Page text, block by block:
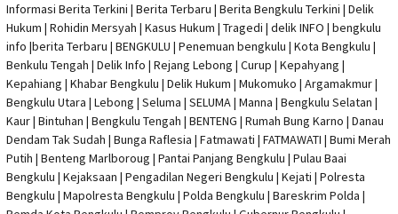
Informasi Berita Terkini | Berita Terbaru | Berita Bengkulu Terkini | Delik
Hukum | Rohidin Mersyah | Kasus Hukum | Tragedi | delik INFO | bengkulu
info |berita Terbaru | BENGKULU | Penemuan bengkulu | Kota Bengkulu |
Benkulu Tengah | Delik Info | Rejang Lebong | Curup | Kepahyang |
Kepahiang | Khabar Bengkulu | Delik Hukum | Mukomuko | Argamakmur |
Bengkulu Utara | Lebong | Seluma | SELUMA | Manna | Bengkulu Selatan |
Kaur | Bintuhan | Bengkulu Tengah | BENTENG | Rumah Bung Karno | Danau
Dendam Tak Sudah | Bunga Raflesia | Fatmawati | FATMAWATI | Bumi Merah
Putih | Benteng Marlboroug | Pantai Panjang Bengkulu | Pulau Baai
Bengkulu | Kejaksaan | Pengadilan Negeri Bengkulu | Kejati | Polresta
Bengkulu | Mapolresta Bengkulu | Polda Bengkulu | Bareskrim Polda |